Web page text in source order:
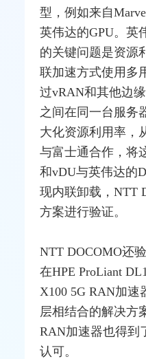
型，例如来自
英伟达的GPU。英
的关键问题是资源
联加速方式使用多
过vRAN和其他边
之间在同一台服务
大化资源利用率，
与富士通合作，将
和vDU与英伟达的
现内联卸载，NTT
方案进行验证。
NTT DOCOMO还
在HPE ProLiant
X100 5G RAN加速
层相结合的解决方
RAN加速器也得到
认可。